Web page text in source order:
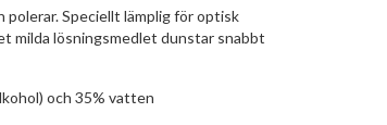
Speciellt lämplig för optisk
milda lösningsmedlet dunstar snabbt
och 35% vatten